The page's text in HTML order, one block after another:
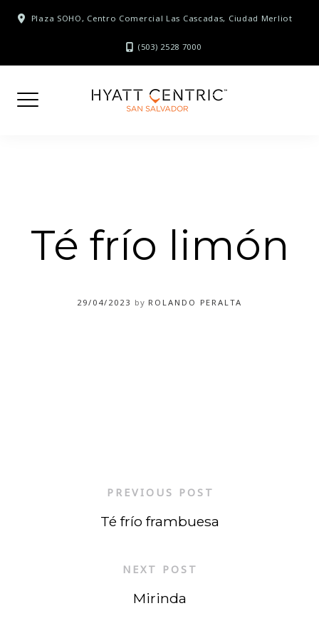
Plaza SOHO, Centro Comercial Las Cascadas, Ciudad Merliot
(503) 2528 7000
Té frío limón
29/04/2023 by ROLANDO PERALTA
PREVIOUS POST
Té frío frambuesa
NEXT POST
Mirinda